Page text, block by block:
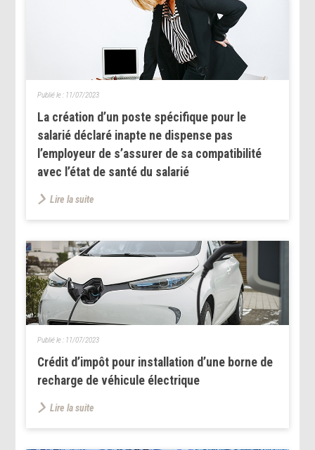
La création d’un poste spécifique pour le
salarié déclaré inapte ne dispense pas
l’employeur de s’assurer de sa compatibilité
avec l’état de santé du salarié
Publié le : 11/07/2023
Lire la suite
Crédit d’impôt pour installation d’une borne de
recharge de véhicule électrique
Publié le : 11/07/2023
Lire la suite